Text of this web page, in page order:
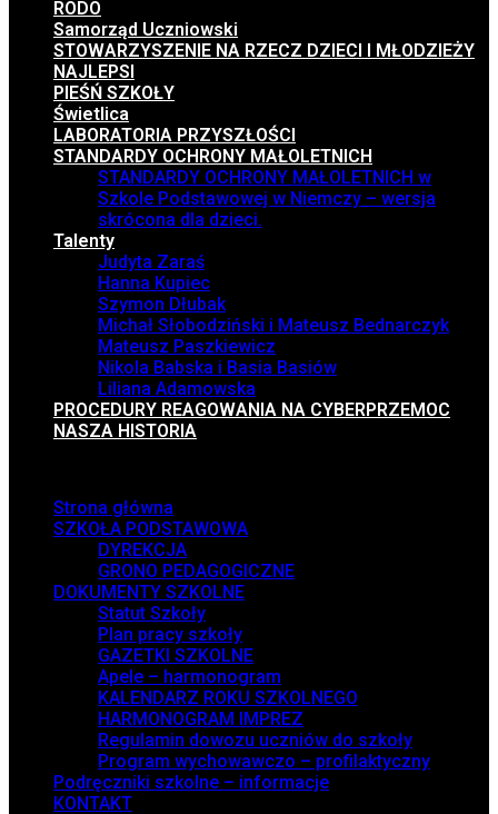
RODO
Samorząd Uczniowski
STOWARZYSZENIE NA RZECZ DZIECI I MŁODZIEŻY
NAJLEPSI
PIEŚŃ SZKOŁY
Świetlica
LABORATORIA PRZYSZŁOŚCI
STANDARDY OCHRONY MAŁOLETNICH
STANDARDY OCHRONY MAŁOLETNICH w
Szkole Podstawowej w Niemczy – wersja
skrócona dla dzieci.
Talenty
Judyta Zaraś
Hanna Kupiec
Szymon Dłubak
Michał Słobodziński i Mateusz Bednarczyk
Mateusz Paszkiewicz
Nikola Babska i Basia Basiów
Liliana Adamowska
PROCEDURY REAGOWANIA NA CYBERPRZEMOC
NASZA HISTORIA
Strona główna
SZKOŁA PODSTAWOWA
DYREKCJA
GRONO PEDAGOGICZNE
DOKUMENTY SZKOLNE
Statut Szkoły
Plan pracy szkoły
GAZETKI SZKOLNE
Apele – harmonogram
KALENDARZ ROKU SZKOLNEGO
HARMONOGRAM IMPREZ
Regulamin dowozu uczniów do szkoły
Program wychowawczo – profilaktyczny
Podręczniki szkolne – informacje
KONTAKT